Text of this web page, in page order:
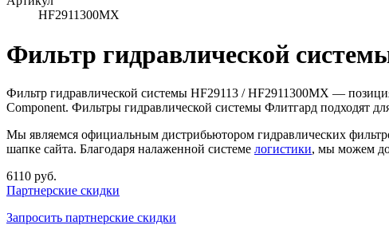
HF2911300MX
Фильтр гидравлической
Фильтр гидравлической системы HF29113 / HF2911300MX —
Component. Фильтры гидравлической системы Флитгард подходят
Мы являемся официальным дистрибьютором гидравлических
шапке сайта. Благодаря налаженной системе логистики, мы можем
6110 руб.
Партнерские скидки
Запросить партнерские скидки